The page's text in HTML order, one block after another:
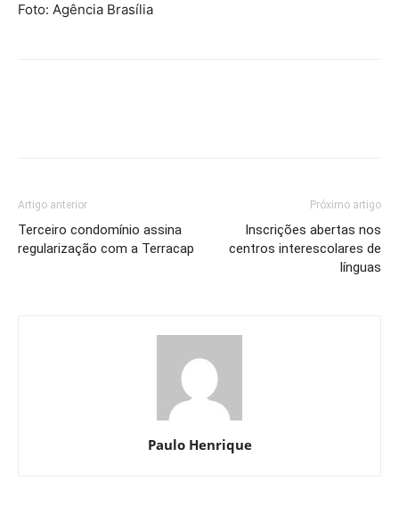
Foto: Agência Brasília
Artigo anterior
Terceiro condomínio assina
regularização com a Terracap
Próximo artigo
Inscrições abertas nos
centros interescolares de
línguas
Paulo Henrique